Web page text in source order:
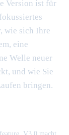
Version ist für
wie sich Ihre
eine
Welle neuer
und wie Sie
bringen.